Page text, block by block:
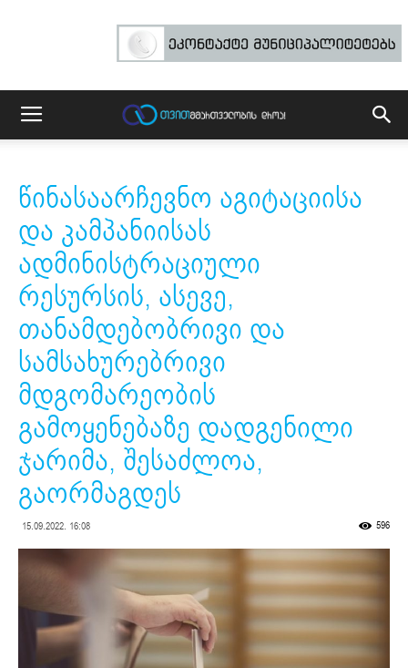
წინასაარჩევნო აგიტაციისა
და კამპანიისას
ადმინისტრაციული
რესურსის, ასევე,
თანამდებობრივი და
სამსახურებრივი
მდგომარეობის
გამოყენებაზე დადგენილი
ჯარიმა, შესაძლოა,
გაორმაგდეს
15.09.2022. 16:08 596